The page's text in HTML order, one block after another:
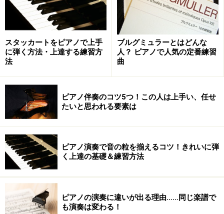
□ レイアウトや文字の大きさが見易く、自分にとって
わかりやすい説明か
□ 本の最初と最後に載っている楽譜のレベルが違い過
ぎないか
きる資料は付いているか
【ガイドのおすすめ教材】
はじめから一人で学べる大人のためのピアノレッスン
（DVD付）
大人のためのピアノ悠々塾シリーズ（CD付）
上達のコツ２： 他人と自分の演奏を良く
聞く
スタッカートをピアノで上手
に弾く方法・上達する練習方
法
ブルグミュラーとはどんな
人？ ピアノで人気の定番練習
曲
ピアノ伴奏のコツ5つ！この人は上手い、任せ
たいと思われる要素は
ピアノ演奏で音の粒を揃えるコツ！きれいに弾
く上達の基礎＆練習方法
ピアノの演奏に違いが出る理由……同じ楽譜で
も演奏は変わる！